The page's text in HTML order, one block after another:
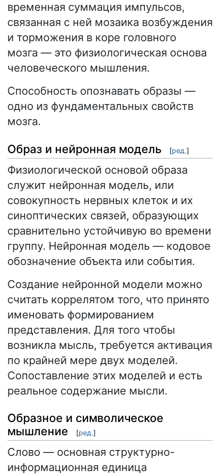
временная суммация импульсов,
связанная с ней мозаика возбуждения
и торможения в коре головного
мозга — это физиологическая основа
человеческого мышления.
Способность опознавать образы —
одно из фундаментальных свойств
мозга.
Образ и нейронная модель [ред.]
Физиологической основой образа
служит нейронная модель, или
совокупность нервных клеток и их
синоптических связей, образующих
сравнительно устойчивую во времени
группу. Нейронная модель — кодовое
обозначение объекта или события.
Создание нейронной модели можно
считать коррелятом того, что принято
именовать формированием
представления. Для того чтобы
возникла мысль, требуется активация
по крайней мере двух моделей.
Сопоставление этих моделей и есть
реальное содержание мысли.
Образное и символическое
мышление
[ред.]
Слово — основная структурно-
информационная единица